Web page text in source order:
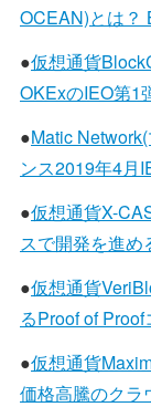
OCEAN)とは？
●仮想通貨
OKExのIEO第1
●Matic
ンス2019年4月
●仮想通貨X-
スで開発を進
●仮想通貨
るProof of
●仮想通貨
価格高騰のク